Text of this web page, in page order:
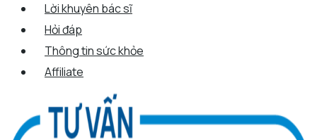
Lời khuyên bác sĩ
Hỏi đáp
Thông tin sức khỏe
Affiliate